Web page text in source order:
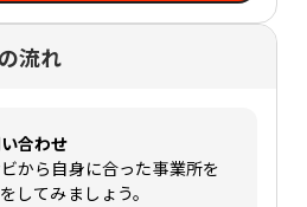
流れ
合わせ
から自身に合った事業所を
してみましょう。